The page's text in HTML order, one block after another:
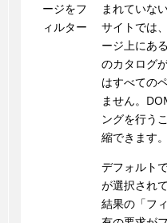
ージをフ
ィルター
まれていな
サイトでは
ージ上にあ
のカタログ
はすべての
ません。
ングを行う
縮できます。
デフォルト
が選択され
結果の「フ